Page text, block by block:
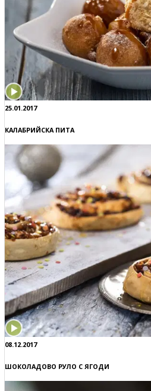
25.01.2017
КАЛАБРИЙСКА ПИТА
08.12.2017
ШОКОЛАДОВО РУЛО С ЯГОДИ